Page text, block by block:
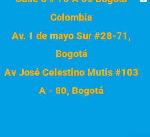
Colombia
Av. 1 de mayo Sur #28-71,
Bogotá
Av José Celestino Mutis #103
A - 80, Bogotá